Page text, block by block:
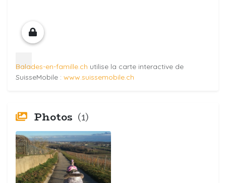
Balades-en-famille.ch utilise la carte interactive de
SuisseMobile : www.suissemobile.ch
Photos (1)